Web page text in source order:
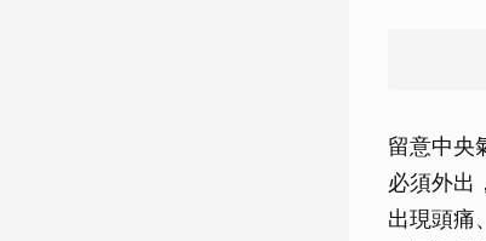
留意中央
必須外出
出現頭痛